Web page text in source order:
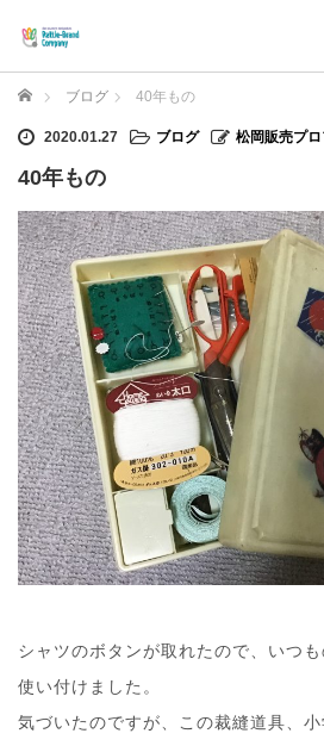
ホーム ブログ 40年もの
2020.01.27 ブログ 松岡販売プ
40年もの
シャツのボタンが取れたので、いつ
使い付けました。
気づいたのですが、この裁縫道具、